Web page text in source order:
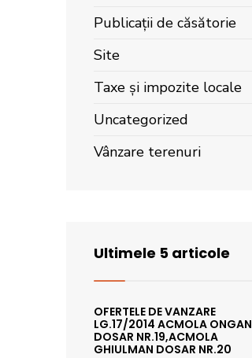
Publicații de căsătorie
Site
Taxe și impozite locale
Uncategorized
Vânzare terenuri
Ultimele 5 articole
OFERTELE DE VANZARE
LG.17/2014 ACMOLA ONGAN
DOSAR NR.19,ACMOLA
GHIULMAN DOSAR NR.20